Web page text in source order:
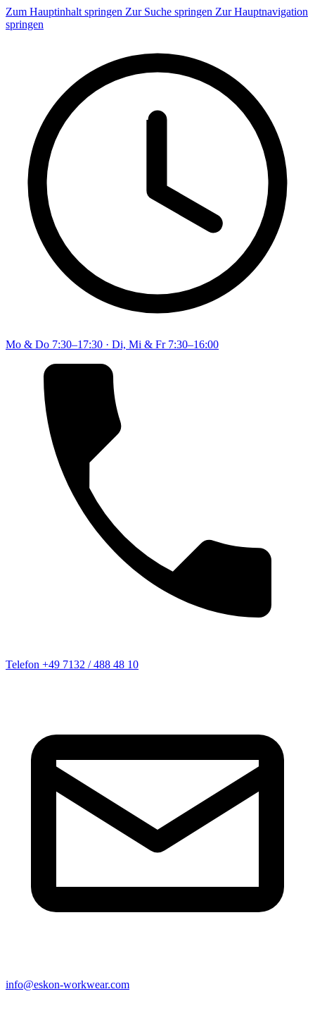
Zum Hauptinhalt springen Zur Suche springen Zur Hauptnavigation
springen
Mo & Do 7:30–17:30 · Di, Mi & Fr 7:30–16:00
Telefon +49 7132 / 488 48 10
info@eskon-workwear.com